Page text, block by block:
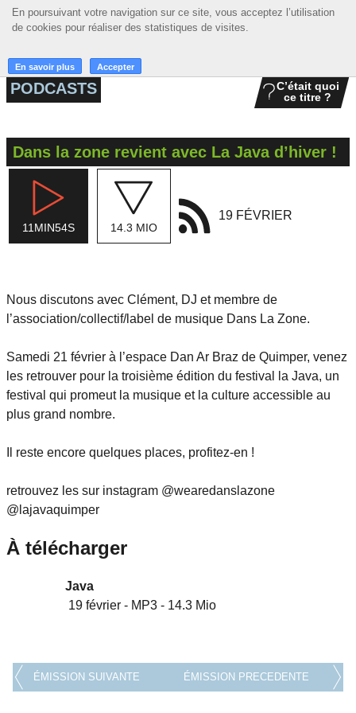
En poursuivant votre navigation sur ce site, vous acceptez l’utilisation
de cookies pour réaliser des statistiques de visites.
En savoir plus Accepter
En poursuivant votre navigation sur ce site, vous acceptez l’utilisation
de cookies pour réaliser des statistiques de visites.
En savoir plus Accepter
☰ MENU
ACCUEIL
MUSIQUE
ACTIONS
PODCASTS
C’était quoi
ce titre ?
Dans la zone revient avec La Java d’hiver !
11MIN54S 14.3 MIO
19 FÉVRIER
Nous discutons avec Clément, DJ et membre de
l’association/collectif/label de musique Dans La Zone.
Samedi 21 février à l’espace Dan Ar Braz de Quimper, venez
les retrouver pour la troisième édition du festival la Java, un
festival qui promeut la musique et la culture accessible au
plus grand nombre.
Il reste encore quelques places, profitez-en !
retrouvez les sur instagram @wearedanslazone
@lajavaquimper
À télécharger
Java
19 février - MP3 - 14.3 Mio
ÉMISSION SUIVANTE ÉMISSION PRECEDENTE